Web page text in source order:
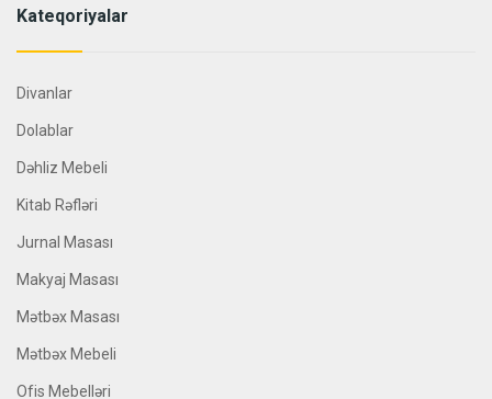
Kateqoriyalar
Divanlar
Dolablar
Dəhliz Mebeli
Kitab Rəfləri
Jurnal Masası
Makyaj Masası
Mətbəx Masası
Mətbəx Mebeli
Ofis Mebelləri